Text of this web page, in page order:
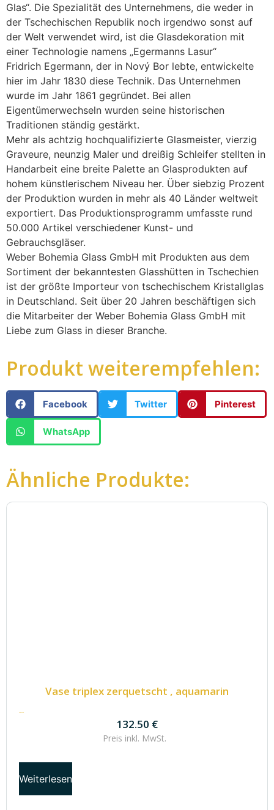
Glas“. Die Spezialität des Unternehmens, die weder in
der Tschechischen Republik noch irgendwo sonst auf
der Welt verwendet wird, ist die Glasdekoration mit
einer Technologie namens „Egermanns Lasur“
Fridrich Egermann, der in Nový Bor lebte, entwickelte
hier im Jahr 1830 diese Technik. Das Unternehmen
wurde im Jahr 1861 gegründet. Bei allen
Eigentümerwechseln wurden seine historischen
Traditionen ständig gestärkt.
Mehr als achtzig hochqualifizierte Glasmeister, vierzig
Graveure, neunzig Maler und dreißig Schleifer stellten in
Handarbeit eine breite Palette an Glasprodukten auf
hohem künstlerischem Niveau her. Über siebzig Prozent
der Produktion wurden in mehr als 40 Länder weltweit
exportiert. Das Produktionsprogramm umfasste rund
50.000 Artikel verschiedener Kunst- und
Gebrauchsgläser.
Weber Bohemia Glass GmbH mit Produkten aus dem
Sortiment der bekanntesten Glasshütten in Tschechien
ist der größte Importeur von tschechischem Kristallglas
in Deutschland. Seit über 20 Jahren beschäftigen sich
die Mitarbeiter der Weber Bohemia Glass GmbH mit
Liebe zum Glass in dieser Branche.
Produkt weiterempfehlen:
Facebook Twitter Pinterest
WhatsApp
Ähnliche Produkte:
Vase triplex zerquetscht , aquamarin
132.50 €
132.50 €
Preis inkl. MwSt.
Weiterlesen